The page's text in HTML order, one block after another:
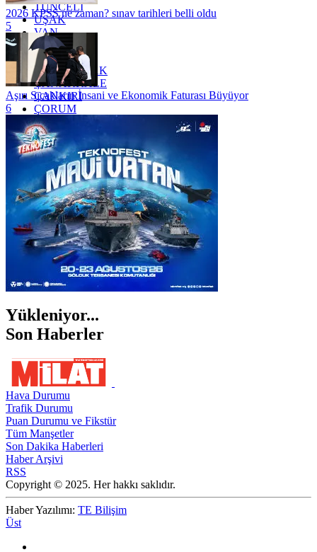
TUNCELİ
UŞAK
VAN
YALOVA
YOZGAT
ZONGULDAK
ÇANAKKALE
ÇANKIRI
ÇORUM
İSTANBUL
İZMİR
ŞANLIURFA
ŞIRNAK
2026 KPSS ne zaman? sınav tarihleri belli oldu
5
Aşırı Sıcakların İnsani ve Ekonomik Faturası Büyüyor
6
Yükleniyor...
Son Haberler
Hava Durumu
Trafik Durumu
Puan Durumu ve Fikstür
Tüm Manşetler
Son Dakika Haberleri
Haber Arşivi
RSS
Copyright © 2025. Her hakkı saklıdır.
Haber Yazılımı: TE Bilişim
Üst